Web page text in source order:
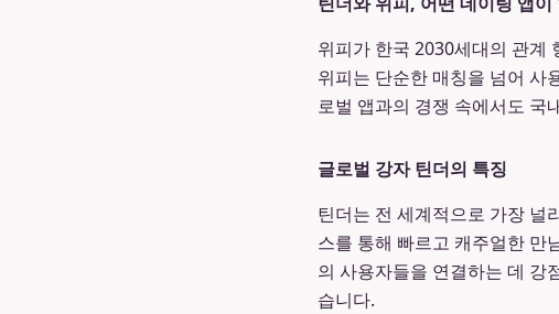
위피가 한국 2030세대의 관계
위피는 단순한 매칭을 넘어 사
로벌 앱과의 경쟁 속에서도 국
글로벌 강자 틴더의 특징
틴더는 전 세계적으로 가장 널
스를 통해 빠르고 캐주얼한 만
의 사용자들을 연결하는 데 강
습니다.